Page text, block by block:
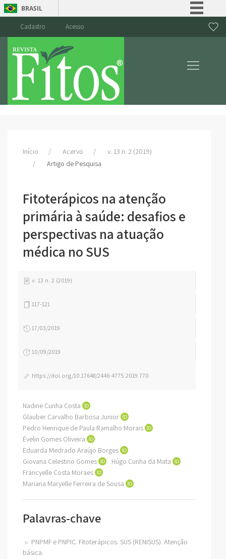
BRASIL
Canais
Cadastro Acesso
Início Acervo
v. 13 n. 2 (2019)
Artigo de Pesquisa
Fitoterápicos na atenção
primária à saúde: desafios e
perspectivas na atuação
médica no SUS
v. 13 n. 2 (2019)
117-121
17/03/2019
10/09/2019
https://doi.org/10.17648/2446-4775.2019.770
Nadine Cunha Costa
Glauber Carvalho Barbosa Junior
Pedro Henrique de Paula Ramalho Morais
Évelin Gomes Oliveira
Eduarda Medrado Araújo Borges
Giovana Celestino Gomes
Húgo Cunha da Mata
Francyelle Costa Moraes
Mariana Maryelle Ferreira de Sousa
Palavras-chave
PNPMF e PNPIC. Fitoterápicos. SUS (RENISUS). Atenção
básica.